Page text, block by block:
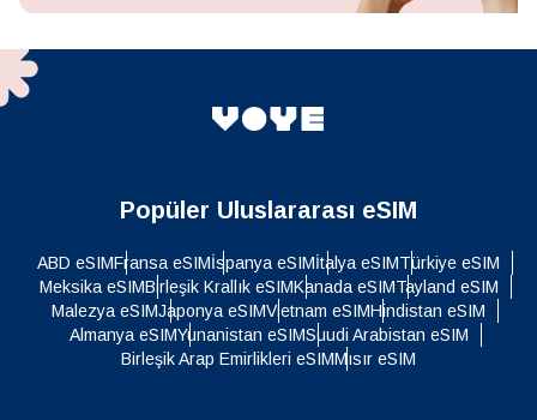
Popüler Uluslararası eSIM
ABD eSIMFransa eSIMİspanya eSIMİtalya eSIMTürkiye eSIM
Meksika eSIMBirleşik Krallık eSIMKanada eSIMTayland eSIM
Malezya eSIMJaponya eSIMVietnam eSIMHindistan eSIM
Almanya eSIMYunanistan eSIMSuudi Arabistan eSIM
Birleşik Arap Emirlikleri eSIMMısır eSIM